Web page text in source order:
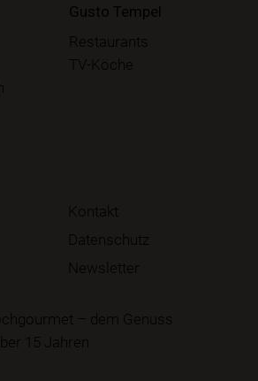
Gusto Tempel
Restaurants
TV-Köche
– dem Genuss
15 Jahren
Kontakt
Datenschutz
Newsletter